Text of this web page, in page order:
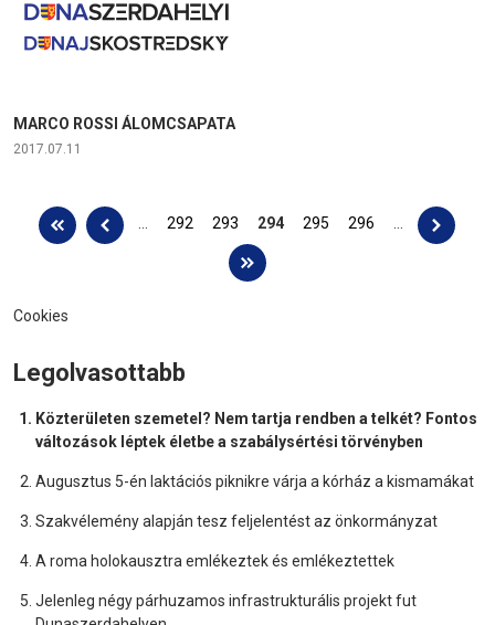
MARCO ROSSI ÁLOMCSAPATA
2017.07.11
Oldalak … 292 293 294 295 296 …
Cookies
Legolvasottabb
Közterületen szemetel? Nem tartja rendben a telkét? Fontos
változások léptek életbe a szabálysértési törvényben
Augusztus 5-én laktációs piknikre várja a kórház a kismamákat
Szakvélemény alapján tesz feljelentést az önkormányzat
A roma holokausztra emlékeztek és emlékeztettek
Jelenleg négy párhuzamos infrastrukturális projekt fut